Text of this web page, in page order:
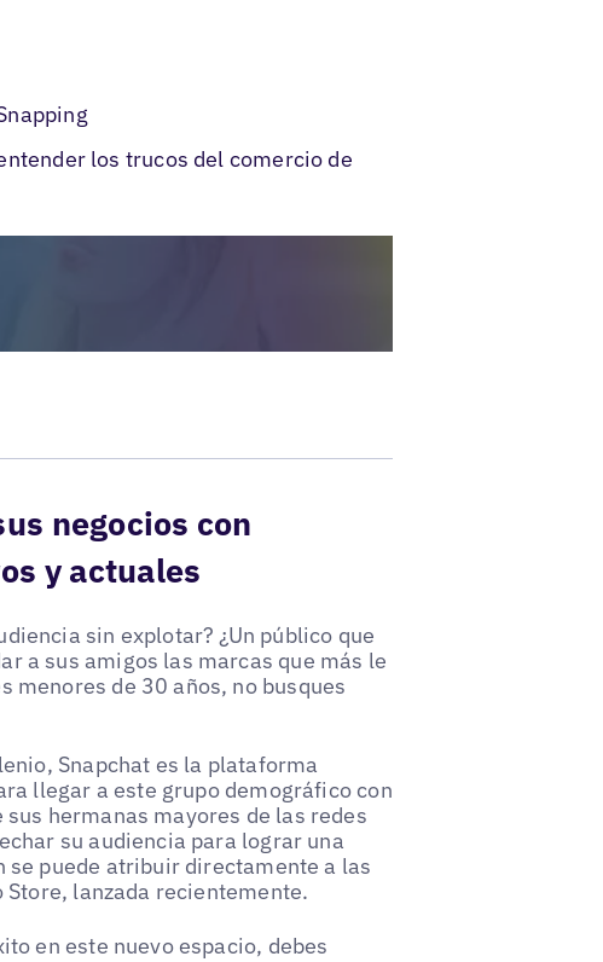
los trucos del comercio de
negocios con
y actuales
sin explotar? ¿Un público que
a sus amigos las marcas que más le
menores de 30 años, no busques
Snapchat es la plataforma
llegar a este grupo demográfico con
hermanas mayores de las redes
su audiencia para lograr una
puede atribuir directamente a las
lanzada recientemente.
en este nuevo espacio, debes